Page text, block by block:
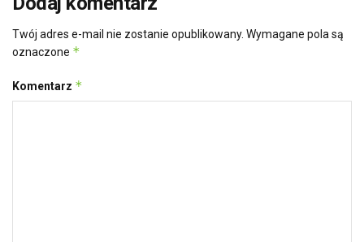
Twój adres e-mail nie zostanie opublikowany. Wymagane pola są
oznaczone *
Komentarz *